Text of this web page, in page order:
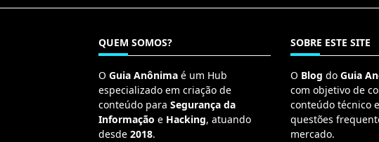
QUEM SOMOS?
O Guia Anônima é um Hub
especializado em criação de
conteúdo para Segurança da
Informação e Hacking, atuando
desde 2018.
SOBRE ESTE SITE
O Blog do Guia
com objetivo de
conteúdo técnico
questões
mercado.